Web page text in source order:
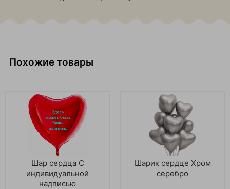
Похожие товары
Шар сердца С
индивидуальной
надписью
Шарик сердце Хром
серебро